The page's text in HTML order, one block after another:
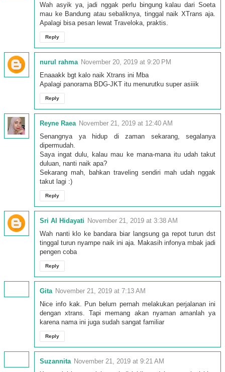
Wah asyik ya, jadi nggak perlu bingung kalau dari Soeta
mau ke Bandung atau sebaliknya, tinggal naik XTrans aja.
Apalagi bisa pesan lewat Traveloka, praktis.
Reply
nurul rahma November 20, 2019 at 9:20 PM
Enaaakk bgt kalo naik Xtrans ini Mba
Apalagi panorama BDG-JKT itu menurutku super asiiik
Reply
Reyne Raea November 21, 2019 at 12:40 AM
Senangnya ya hidup di zaman sekarang, segalanya
dipermudah.
Saya ingat dulu, kalau mau ke mana-mana itu udah takut
duluan, nanti naik apa?
Sekarang mah, bahkan traveling sendiri mah udah nggak
takut lagi :)
Reply
Sri Al Hidayati November 21, 2019 at 3:38 AM
Wah nanti klo ke bandara biar langsung ga repot turun dst
tinggal turun nyampe naik ini aja. Makasih infonya mbak jadi
pengen coba
Reply
Gita November 21, 2019 at 7:13 AM
Nice info kak. Pun belum pernah melakukan perjalanan ini
dengan xtrans. Tapi memang akan nyaman amanlah ya
karena nama ini juga sudah sangat familiar
Reply
Suzannita November 21, 2019 at 9:21 AM